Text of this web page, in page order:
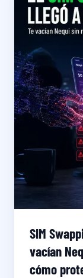
SIM
vacían
cómo